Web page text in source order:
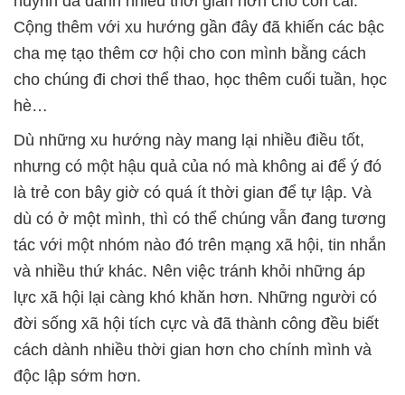
Cộng thêm với xu hướng gần đây đã khiến các bậc
cha mẹ tạo thêm cơ hội cho con mình bằng cách
cho chúng đi chơi thể thao, học thêm cuối tuần, học
hè…
Dù những xu hướng này mang lại nhiều điều tốt,
nhưng có một hậu quả của nó mà không ai để ý đó
là trẻ con bây giờ có quá ít thời gian để tự lập. Và
dù có ở một mình, thì có thể chúng vẫn đang tương
tác với một nhóm nào đó trên mạng xã hội, tin nhắn
và nhiều thứ khác. Nên việc tránh khỏi những áp
lực xã hội lại càng khó khăn hơn. Những người có
đời sống xã hội tích cực và đã thành công đều biết
cách dành nhiều thời gian hơn cho chính mình và
độc lập sớm hơn.